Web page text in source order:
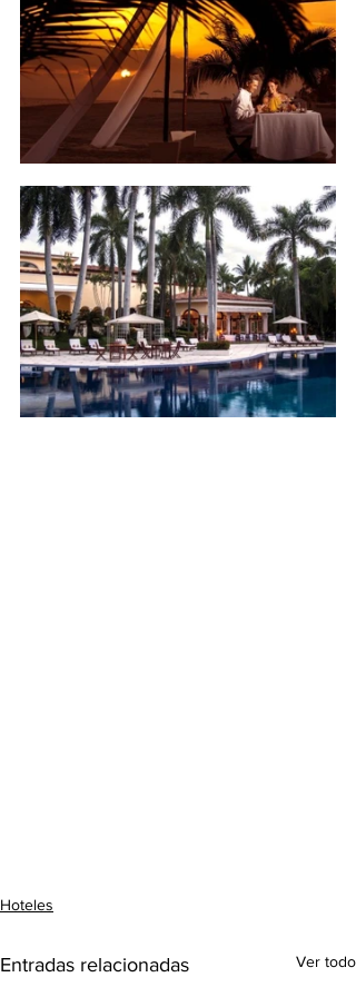
Hoteles
Entradas relacionadas Ver todo